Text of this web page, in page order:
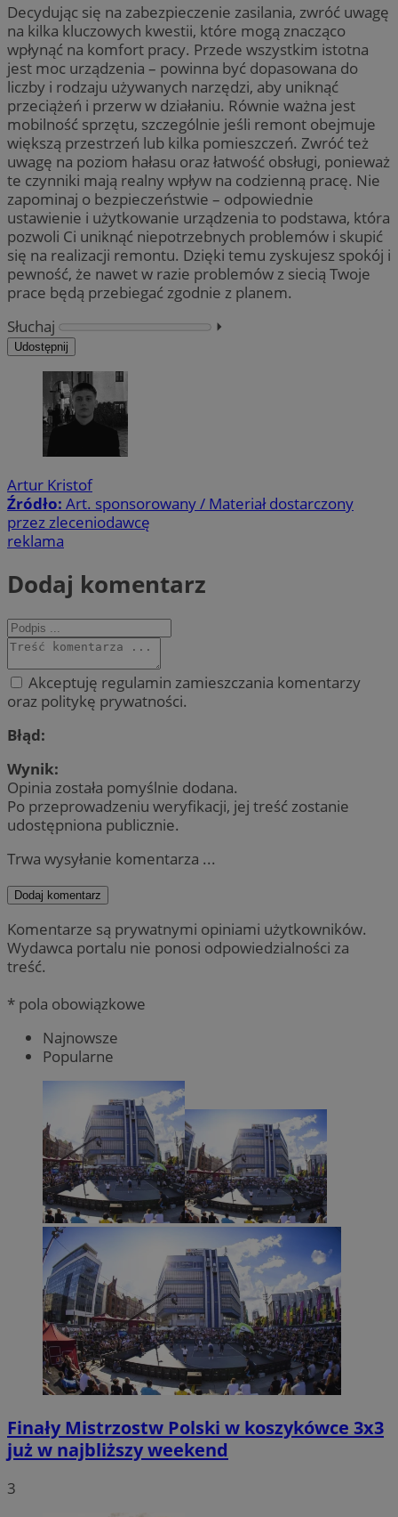
Decydując się na zabezpieczenie zasilania, zwróć uwagę
na kilka kluczowych kwestii, które mogą znacząco
wpłynąć na komfort pracy. Przede wszystkim istotna
jest moc urządzenia – powinna być dopasowana do
liczby i rodzaju używanych narzędzi, aby uniknąć
przeciążeń i przerw w działaniu. Równie ważna jest
mobilność sprzętu, szczególnie jeśli remont obejmuje
większą przestrzeń lub kilka pomieszczeń. Zwróć też
uwagę na poziom hałasu oraz łatwość obsługi, ponieważ
te czynniki mają realny wpływ na codzienną pracę. Nie
zapominaj o bezpieczeństwie – odpowiednie
ustawienie i użytkowanie urządzenia to podstawa, która
pozwoli Ci uniknąć niepotrzebnych problemów i skupić
się na realizacji remontu. Dzięki temu zyskujesz spokój i
pewność, że nawet w razie problemów z siecią Twoje
prace będą przebiegać zgodnie z planem.
Słuchaj
⏵︎
Udostępnij
Artur Kristof
Źródło: Art. sponsorowany / Materiał dostarczony
przez zleceniodawcę
reklama
Dodaj komentarz
Akceptuję regulamin zamieszczania komentarzy
oraz politykę prywatności.
Błąd:
Wynik:
Opinia została pomyślnie dodana.
Po przeprowadzeniu weryfikacji, jej treść zostanie
udostępniona publicznie.
Trwa wysyłanie komentarza ...
Dodaj komentarz
Komentarze są prywatnymi opiniami użytkowników.
Wydawca portalu nie ponosi odpowiedzialności za
treść.
* pola obowiązkowe
Najnowsze
Popularne
Finały Mistrzostw Polski w koszykówce 3x3
już w najbliższy weekend
3